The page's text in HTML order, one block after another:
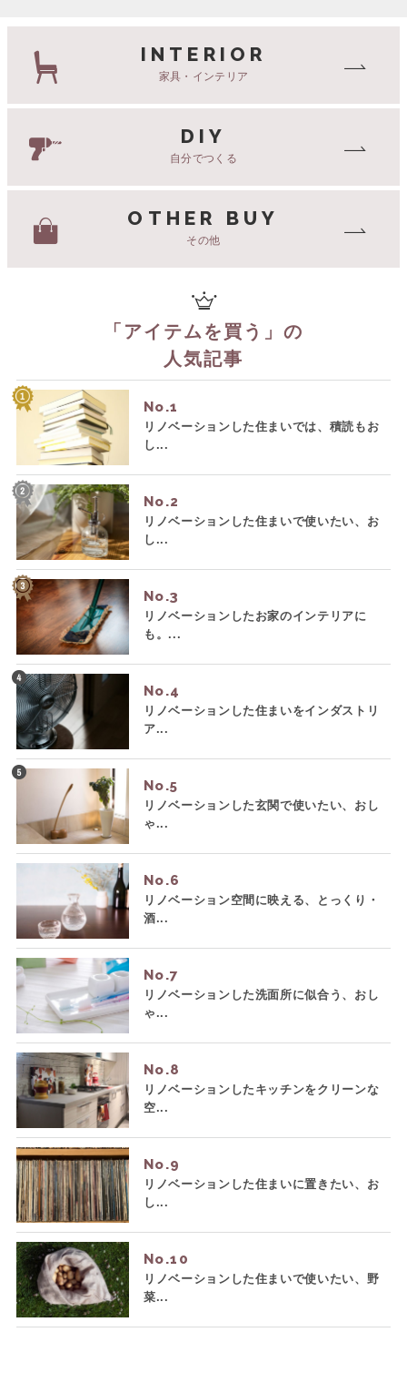
INTERIOR
家具・インテリア
DIY
自分でつくる
OTHER BUY
その他
「 アイテムを買う 」の
人気記事
No.
リノベーションした住まいでは、積読もお
し...
No.
リノベーションした住まいで使いたい、お
し...
No.
リノベーションしたお家のインテリアに
も。...
No.
リノベーションした住まいをインダストリ
ア...
No.
リノベーションした玄関で使いたい、おし
ゃ...
No.
リノベーション空間に映える、とっくり・
酒...
No.
リノベーションした洗面所に似合う、おし
ゃ...
No.
リノベーションしたキッチンをクリーンな
空...
No.
リノベーションした住まいに置きたい、お
し...
No.
リノベーションした住まいで使いたい、野
菜...